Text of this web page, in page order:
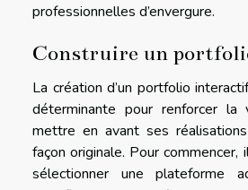
professionnelles d’envergure.
Construire un
La création d’un portfolio
déterminante pour renforcer
mettre en avant ses
façon originale. Pour
sélectionner une plateforme